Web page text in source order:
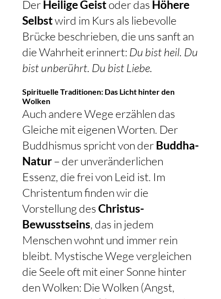
DerHeilige Geistoder das Höhere
Selbstwird im Kurs als liebevolle
Brücke beschrieben, die uns sanft an
die Wahrheit erinnert: Du bist heil. Du
bist unberührt. Du bist Liebe.
Spirituelle Traditionen: Das Licht hinter den
Wolken
Auch andere Wege erzählen das
Gleiche mit eigenen Worten. Der
Buddhismus spricht von derBuddha-
Natur– der unveränderlichen
Essenz, die frei von Leid ist. Im
Christentum finden wir die
Vorstellung desChristus-
Bewusstseins, das in jedem
Menschen wohnt und immer rein
bleibt. Mystische Wege vergleichen
die Seele oft mit einer Sonne hinter
den Wolken: Die Wolken (Angst,